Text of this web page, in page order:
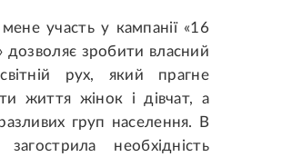
участь у кампанії «16
дозволяє зробити власний
рух, який прагне
життя жінок і дівчат, а
груп населення. В
загострила необхідність